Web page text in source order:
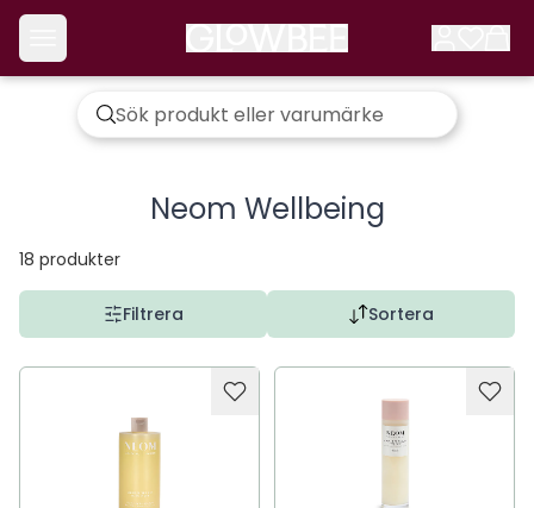
Neom Wellbeing
18 produkter
Filtrera Sortera